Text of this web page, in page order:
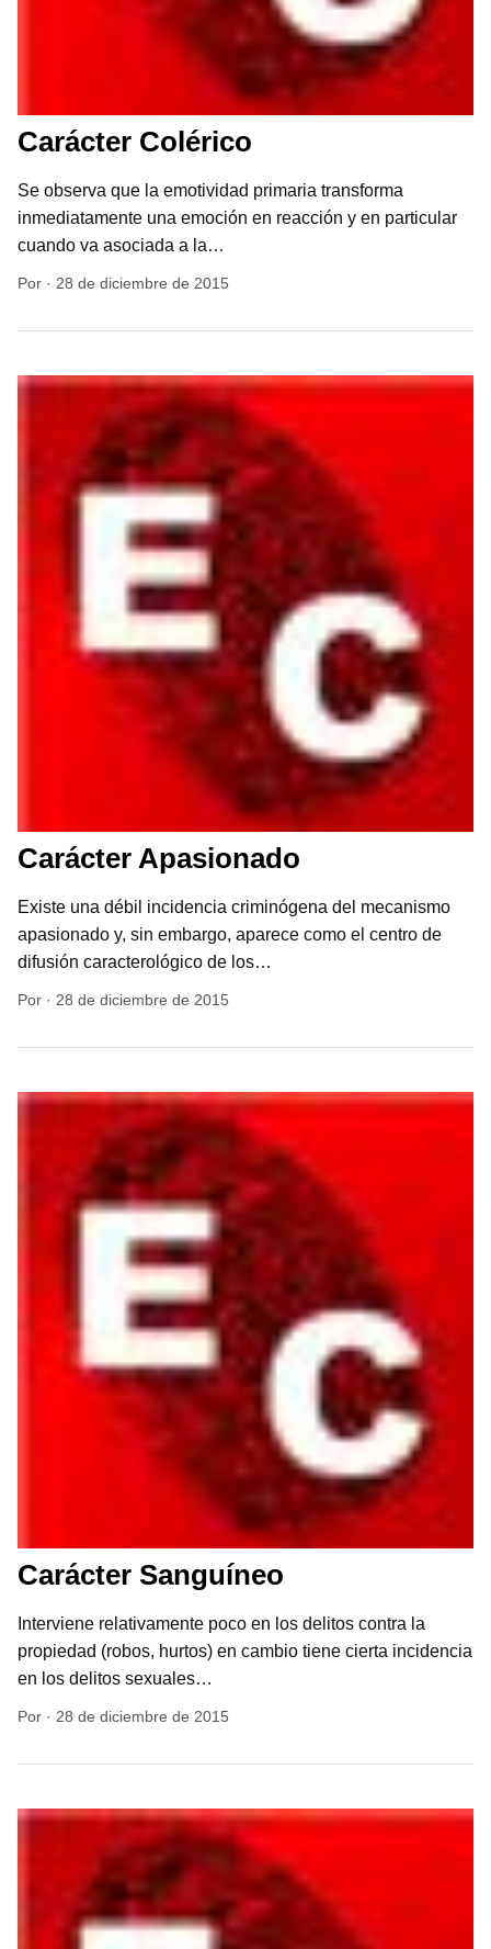
Carácter Colérico
Se observa que la emotividad primaria transforma
inmediatamente una emoción en reacción y en particular
cuando va asociada a la…
Por · 28 de diciembre de 2015
Carácter Apasionado
Existe una débil incidencia criminógena del mecanismo
apasionado y, sin embargo, aparece como el centro de
difusión caracterológico de los…
Por · 28 de diciembre de 2015
Carácter Sanguíneo
Interviene relativamente poco en los delitos contra la
propiedad (robos, hurtos) en cambio tiene cierta incidencia
en los delitos sexuales…
Por · 28 de diciembre de 2015